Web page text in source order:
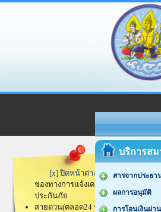
[x] ปิดหน้าต่าง
ช่องทางการแจ้งเคลม
ประกันภัย
สายด่วน(ตลอด24 ชม.)